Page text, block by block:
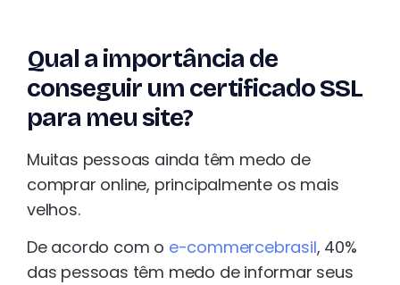
Qual a importância de
conseguir um certificado SSL
para meu site?
Muitas pessoas ainda têm medo de
comprar online, principalmente os mais
velhos.
De acordo com o e-commercebrasil, 40%
das pessoas têm medo de informar seus